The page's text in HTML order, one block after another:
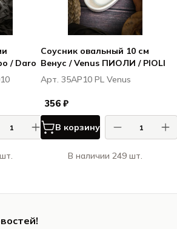
/ Daro
Соусник овальный 10 см
Венус / Venus ПИОЛИ / PIOLI
Арт. 35AP10 PL Venus
356 ₽
В корзину
В наличии 249 шт.